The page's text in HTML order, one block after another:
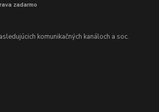
zadarmo
komunikačných kanáloch a soc.